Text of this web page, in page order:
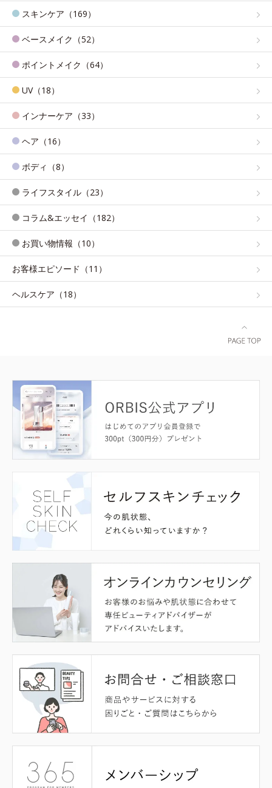
スキンケア（169）
ベースメイク（52）
ポイントメイク（64）
UV（18）
インナーケア（33）
ヘア（16）
ボディ（8）
ライフスタイル（23）
コラム&エッセイ（182）
お買い物情報（10）
お客様エピソード（11）
ヘルスケア（18）